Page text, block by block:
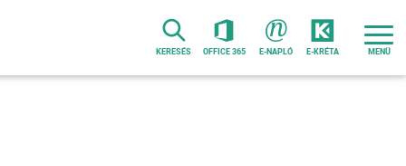
KERESÉS OFFICE 365 E-NAPLÓ E-KRÉTA